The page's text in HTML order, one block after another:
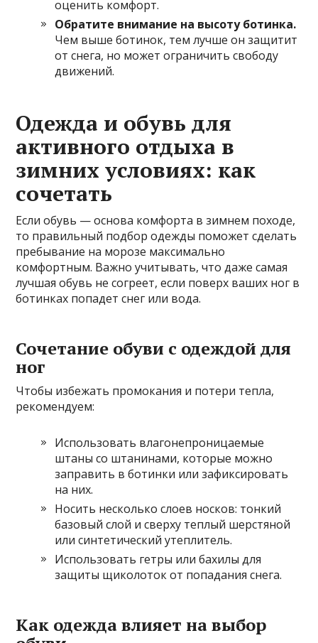
оценить комфорт.
Обратите внимание на высоту ботинка.
Чем выше ботинок, тем лучше он защитит
от снега, но может ограничить свободу
движений.
Одежда и обувь для
активного отдыха в
зимних условиях: как
сочетать
Если обувь — основа комфорта в зимнем походе,
то правильный подбор одежды поможет сделать
пребывание на морозе максимально
комфортным. Важно учитывать, что даже самая
лучшая обувь не согреет, если поверх ваших ног в
ботинках попадет снег или вода.
Сочетание обуви с одеждой для
ног
Чтобы избежать промокания и потери тепла,
рекомендуем:
Использовать влагонепроницаемые
штаны со штанинами, которые можно
заправить в ботинки или зафиксировать
на них.
Носить несколько слоев носков: тонкий
базовый слой и сверху теплый шерстяной
или синтетический утеплитель.
Использовать гетры или бахилы для
защиты щиколоток от попадания снега.
Как одежда влияет на выбор